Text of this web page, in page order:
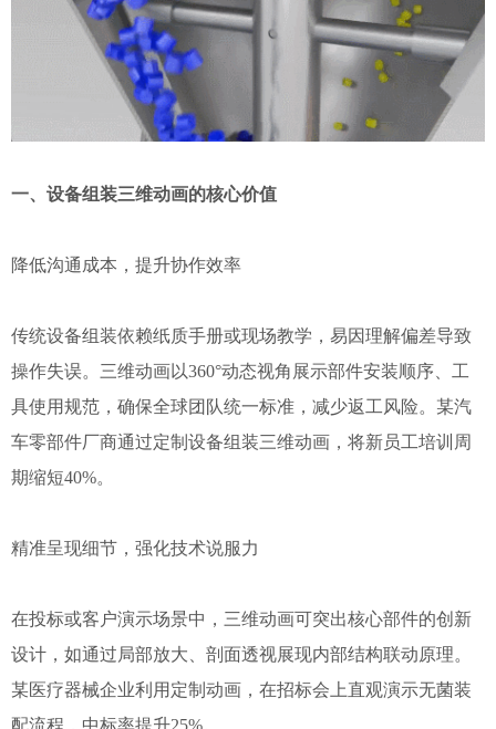
一、设备组装三维动画的核心价值
降低沟通成本，提升协作效率
传统设备组装依赖纸质手册或现场教学，易因理解偏差导致
操作失误。三维动画以360°动态视角展示部件安装顺序、工
具使用规范，确保全球团队统一标准，减少返工风险。某汽
车零部件厂商通过定制设备组装三维动画，将新员工培训周
期缩短40%。
精准呈现细节，强化技术说服力
在投标或客户演示场景中，三维动画可突出核心部件的创新
设计，如通过局部放大、剖面透视展现内部结构联动原理。
某医疗器械企业利用定制动画，在招标会上直观演示无菌装
配流程，中标率提升25%。